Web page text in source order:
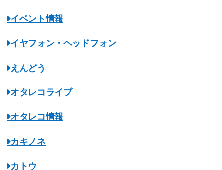
イベント情報
イヤフォン・ヘッドフォン
えんどう
オタレコライブ
オタレコ情報
カキノネ
カトウ